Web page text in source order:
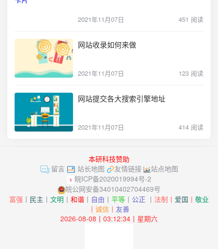
2021年11月07日 451 阅读
网站收录如何来做
2021年11月07日 123 阅读
网站提交各大搜索引擎地址
2021年11月07日 414 阅读
本研科技赞助
留言
站长地图 友情链接
站点地图
皖ICP备2020019994号-2
皖公网安备34010402704469号
富强 丨 民主 丨 文明 丨 和谐 丨 自由 丨 平等 丨 公正 丨 法制丨 爱国 丨 敬业
丨 诚信 丨 友善
2026-08-08丨03:12:34丨星期六